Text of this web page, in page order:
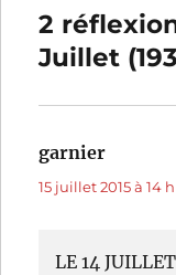
2
Juillet
garnier
15 juillet 2015 à 14
LE 14